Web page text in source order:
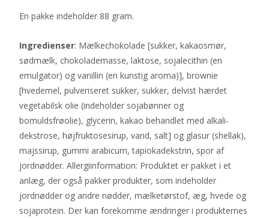
En pakke indeholder 88 gram.
Ingredienser: Mælkechokolade [sukker, kakaosmør,
sødmælk, chokolademasse, laktose, sojalecithin (en
emulgator) og vanillin (en kunstig aroma)], brownie
[hvedemel, pulveriseret sukker, sukker, delvist hærdet
vegetabilsk olie (indeholder sojabønner og
bomuldsfrøolie), glycerin, kakao behandlet med alkali-
dekstrose, højfruktosesirup, vand, salt] og glasur (shellak),
majssirup, gummi arabicum, tapiokadekstrin, spor af
jordnødder. Allergiinformation: Produktet er pakket i et
anlæg, der også pakker produkter, som indeholder
jordnødder og andre nødder, mælketørstof, æg, hvede og
sojaprotein. Der kan forekomme ændringer i produkternes